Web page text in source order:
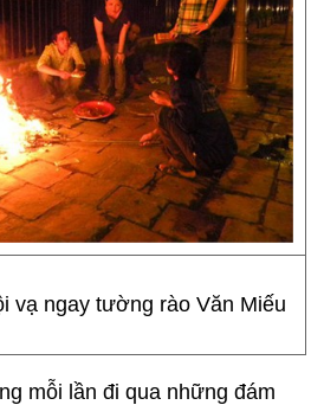
vạ ngay tường rào Văn Miếu
mỗi lần đi qua những đám